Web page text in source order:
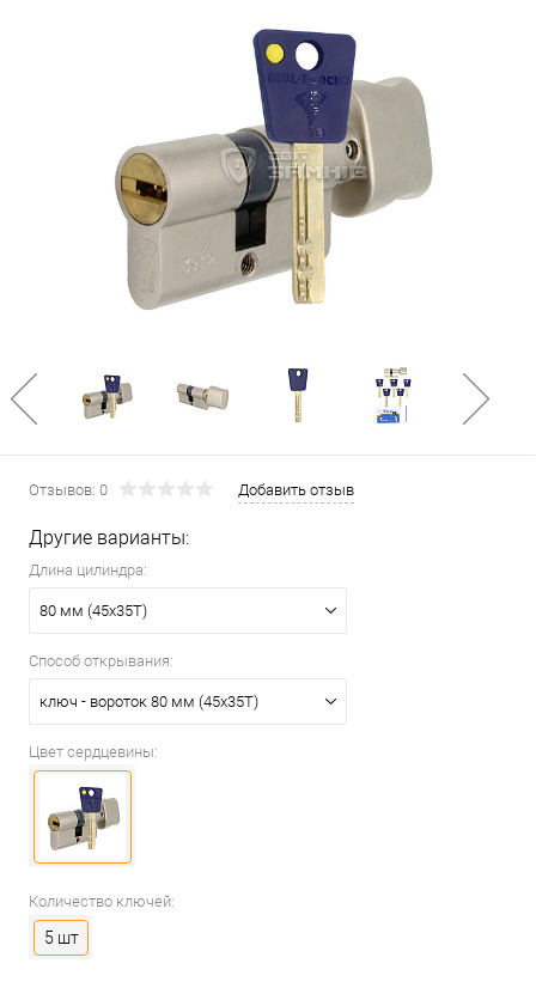
Отзывов: 0 Добавить отзыв
Другие варианты:
Длина цилиндра:
80 мм (45x35T)
Способ открывания:
ключ - вороток 80 мм (45x35T)
Цвет сердцевины:
Количество ключей:
5 шт